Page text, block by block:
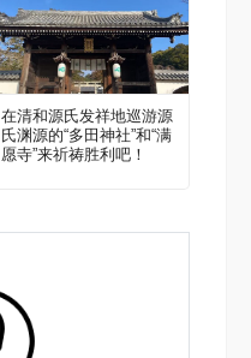
在清和源氏发祥地巡游源
氏渊源的“多田神社”和“满
愿寺”来祈祷胜利吧！